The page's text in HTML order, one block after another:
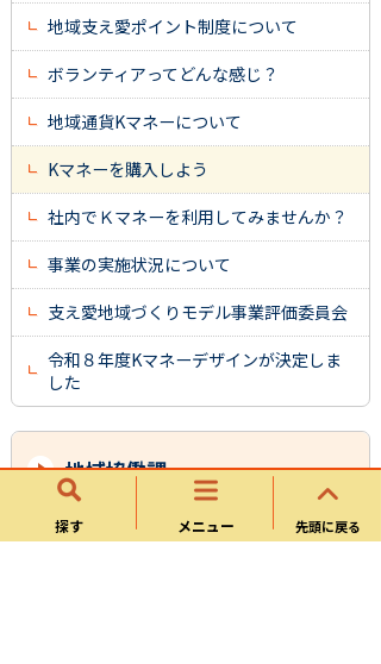
探す メニュー 先頭に戻る
地域支え愛ポイント制度について
ボランティアってどんな感じ？
地域通貨Kマネーについて
Kマネーを購入しよう
社内でＫマネーを利用してみませんか？
事業の実施状況について
支え愛地域づくりモデル事業評価委員会
令和８年度Kマネーデザインが決定しま
した
地域協働課
まちづくり